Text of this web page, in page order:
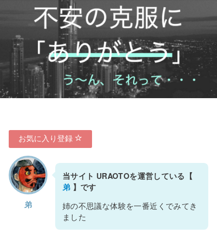
お気に入り登録
弟
当サイト URAOTOを運営している【
弟 】です
姉の不思議な体験を一番近くでみてき
ました